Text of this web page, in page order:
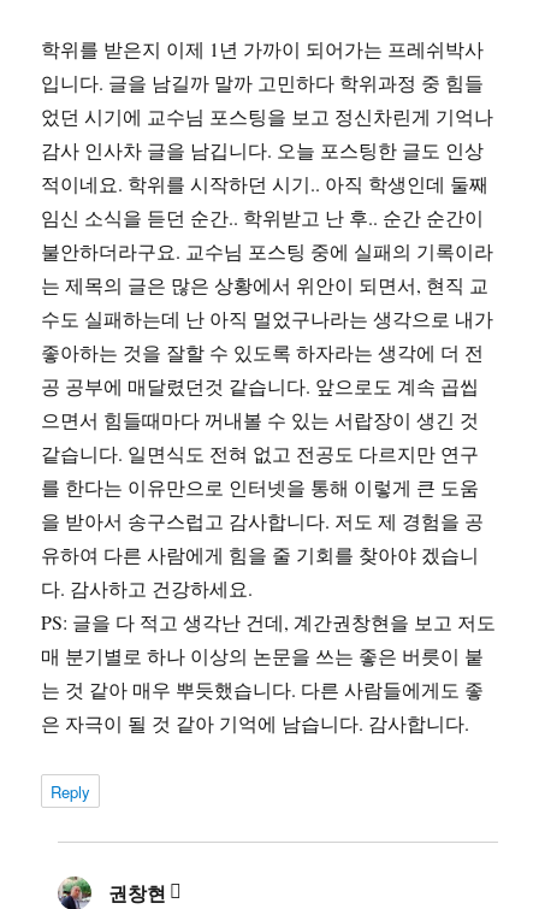
학위를 받은지 이제 1년 가까이 되어가는 프레쉬박사
입니다. 글을 남길까 말까 고민하다 학위과정 중 힘들
었던 시기에 교수님 포스팅을 보고 정신차린게 기억나
감사 인사차 글을 남깁니다. 오늘 포스팅한 글도 인상
적이네요. 학위를 시작하던 시기.. 아직 학생인데 둘째
임신 소식을 듣던 순간.. 학위받고 난 후.. 순간 순간이
불안하더라구요. 교수님 포스팅 중에 실패의 기록이라
는 제목의 글은 많은 상황에서 위안이 되면서, 현직 교
수도 실패하는데 난 아직 멀었구나라는 생각으로 내가
좋아하는 것을 잘할 수 있도록 하자라는 생각에 더 전
공 공부에 매달렸던것 같습니다. 앞으로도 계속 곱씹
으면서 힘들때마다 꺼내볼 수 있는 서랍장이 생긴 것
같습니다. 일면식도 전혀 없고 전공도 다르지만 연구
를 한다는 이유만으로 인터넷을 통해 이렇게 큰 도움
을 받아서 송구스럽고 감사합니다. 저도 제 경험을 공
유하여 다른 사람에게 힘을 줄 기회를 찾아야 겠습니
다. 감사하고 건강하세요.
PS: 글을 다 적고 생각난 건데, 계간권창현을 보고 저도
매 분기별로 하나 이상의 논문을 쓰는 좋은 버릇이 붙
는 것 같아 매우 뿌듯했습니다. 다른 사람들에게도 좋
은 자극이 될 것 같아 기억에 남습니다. 감사합니다.
Reply
권창현 says: